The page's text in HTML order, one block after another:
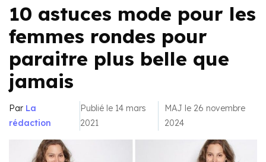
10 astuces mode pour les
femmes rondes pour
paraitre plus belle que
jamais
Par La
rédaction
Publié le 14 mars
2021
MAJ le 26 novembre
2024